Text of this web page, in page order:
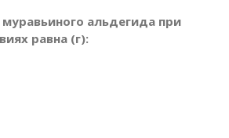
альдегида при
равна (г):